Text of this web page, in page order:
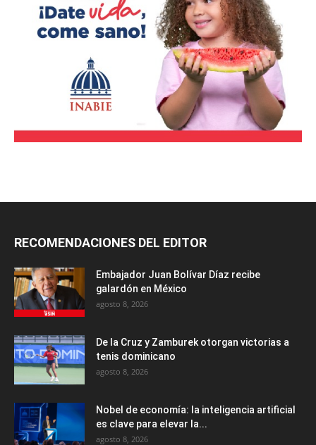
RECOMENDACIONES DEL EDITOR
Embajador Juan Bolívar Díaz recibe
galardón en México
agosto 8, 2026
De la Cruz y Zamburek otorgan victorias a
tenis dominicano
agosto 8, 2026
Nobel de economía: la inteligencia artificial
es clave para elevar la...
agosto 8, 2026